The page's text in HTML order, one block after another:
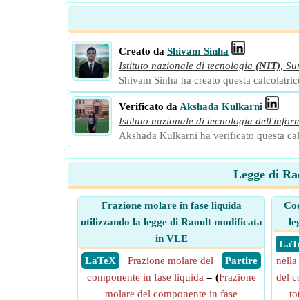
Creato da Shivam Sinha
Istituto nazionale di tecnologia (NIT)
Shivam Sinha ha creato questa
Verificato da Akshada Kulkarni
Istituto nazionale di tecnologia
Akshada Kulkarni ha verificato questa
Legge di
Frazione molare in fase liquida
utilizzando la legge di Raoult modificata
in VLE
​ LaTeX
​ Partire
Frazione molare del
componente in fase liquida = (Frazione
molare del componente in fase
nella
del